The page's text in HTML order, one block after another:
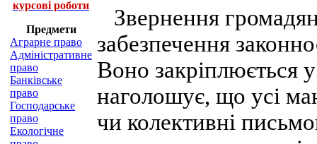
курсові роботи
Предмети
Аграрне право
Адміністративне
право
Банківське
право
Господарське
право
Екологічне
Звернення
забезпечення
Воно закріплюється
наголошує, що усі
чи колективні